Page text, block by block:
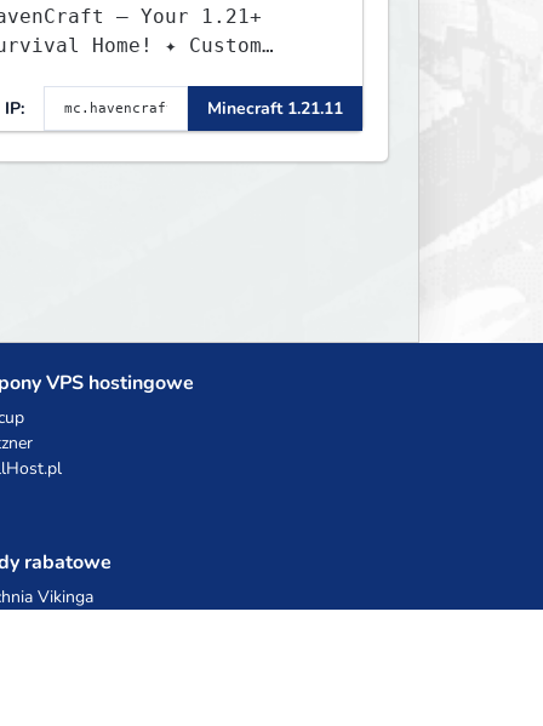
— Your 1.21+
Home! ✦ Custom
✦ Player Economy
Trade & build wealth ✦
Claims — Protect what
IP: Minecraft 1.21.11
VPS hostingowe
rabatowe
Vikinga